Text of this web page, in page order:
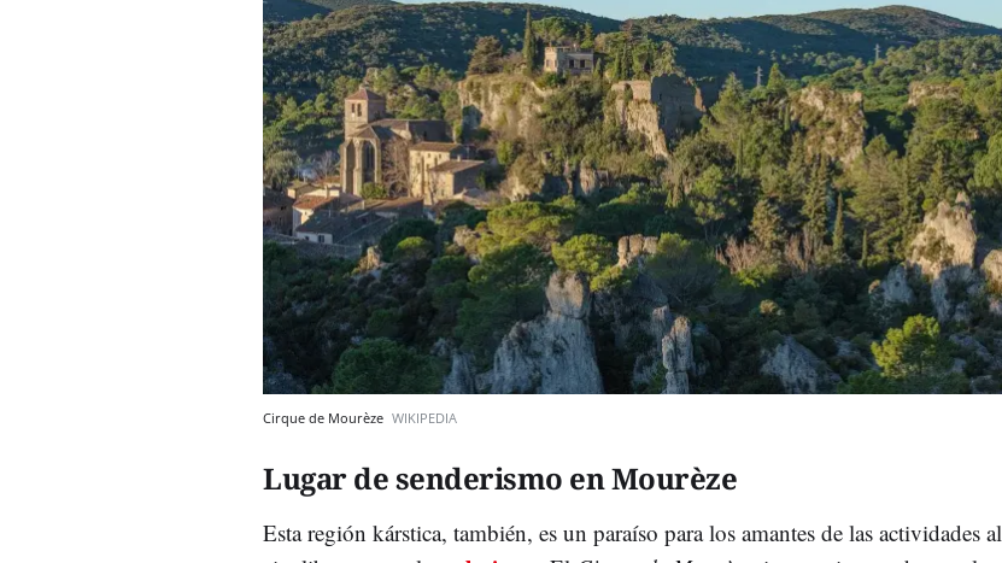
Cirque de Mourèze WIKIPEDIA
Lugar de senderismo en Mourèze
Esta región kárstica, también, es un paraíso para los amantes de las actividades al